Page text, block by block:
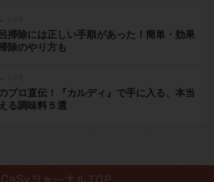
掃除には正しい手順があった！簡単・効果
除のやり方も
プロ直伝！『カルディ』で手に入る、本当
る調味料５選